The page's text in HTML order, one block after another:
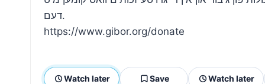
דעם.
https://www.gibor.org/donate
Watch later Save Watch later